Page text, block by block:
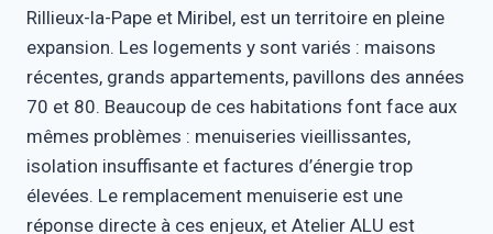
Rillieux-la-Pape et Miribel, est un territoire en pleine
expansion. Les logements y sont variés : maisons
récentes, grands appartements, pavillons des années
70 et 80. Beaucoup de ces habitations font face aux
mêmes problèmes : menuiseries vieillissantes,
isolation insuffisante et factures d’énergie trop
élevées. Le remplacement menuiserie est une
réponse directe à ces enjeux, et Atelier ALU est